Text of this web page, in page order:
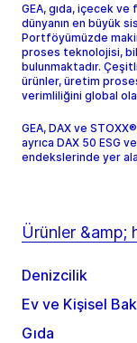
GEA, gıda, içecek
dünyanın en büyük
Portföyümüzde
proses teknolojisi,
bulunmaktadır.
ürünler, üretim
verimliliğini global
GEA, DAX ve
ayrıca DAX 50 ESG
endekslerinde yer
Ürünler &amp;
Denizcilik
Ev ve Kişisel
Gıda